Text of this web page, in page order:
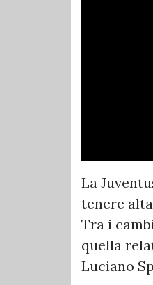
La
tenere
Tra i
quella
Luciano